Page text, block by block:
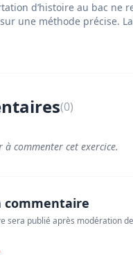
d’histoire au bac ne
une méthode précise.
(0)
à commenter cet exercice.
commentaire
sera publié après modération